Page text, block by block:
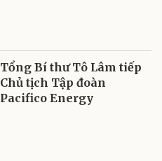
Tổng Bí thư Tô Lâm tiếp
Chủ tịch Tập đoàn
Pacifico Energy